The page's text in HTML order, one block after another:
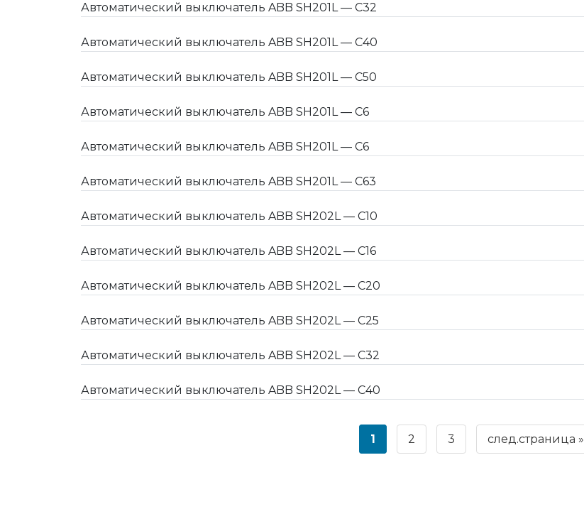
Автоматический выключатель ABB SH201L — C32
Автоматический выключатель ABB SH201L — C40
Автоматический выключатель ABB SH201L — C50
Автоматический выключатель ABB SH201L — C6
Автоматический выключатель ABB SH201L — C6
Автоматический выключатель ABB SH201L — C63
Автоматический выключатель ABB SH202L — C10
Автоматический выключатель ABB SH202L — C16
Автоматический выключатель ABB SH202L — C20
Автоматический выключатель ABB SH202L — C25
Автоматический выключатель ABB SH202L — C32
Автоматический выключатель ABB SH202L — C40
1 2 3 след.страница »